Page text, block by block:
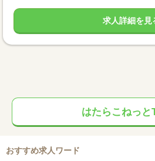
求人詳細を見
はたらこねっと
おすすめ求人ワード